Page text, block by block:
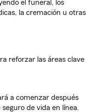
el funeral, los
la cremación u otras
reforzar las áreas clave
a comenzar después
de vida en línea.